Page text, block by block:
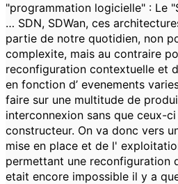
"programmation logicielle" : Le
… SDN, SDWan, ces
partie de notre quotidien, non
complexite, mais au contraire
reconfiguration contextuelle et
en fonction d’ evenements
faire sur une multitude de
interconnexion sans que ceux-
constructeur. On va donc vers
mise en place et de l'
permettant une reconfiguration
etait encore impossible il y a